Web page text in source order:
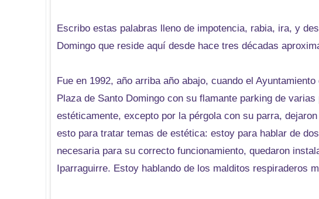
Escribo estas palabras lleno de impotencia, rabia, ira, y
Domingo que reside aquí desde hace tres décadas
Fue en 1992, año arriba año abajo, cuando el
Plaza de Santo Domingo con su flamante parking de
estéticamente, excepto por la pérgola con su parra,
esto para tratar temas de estética: estoy para hablar de
necesaria para su correcto funcionamiento, quedaron
Iparraguirre. Estoy hablando de los malditos respiraderos